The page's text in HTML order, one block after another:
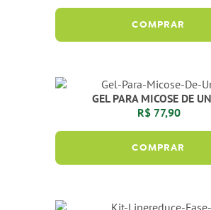
COMPRAR
GEL PARA MICOSE DE
R$ 77,90
COMPRAR